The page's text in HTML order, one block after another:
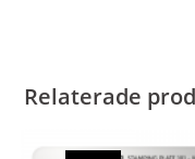
Relaterade